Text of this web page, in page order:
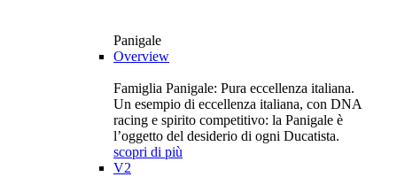
Panigale
Overview
Famiglia Panigale: Pura eccellenza italiana.
Un esempio di eccellenza italiana, con DNA
racing e spirito competitivo: la Panigale è
l’oggetto del desiderio di ogni Ducatista.
scopri di più
V2